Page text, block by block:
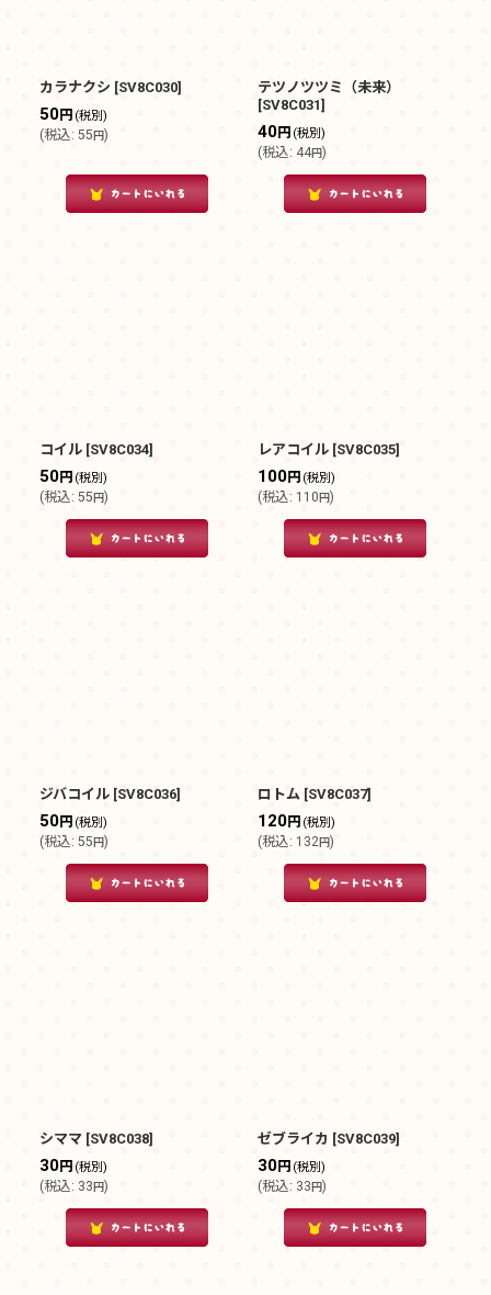
カラナクシ [SV8C030]
50円 (税別)
(税込: 55円)
テツノツツミ（未来）
[SV8C031]
40円 (税別)
(税込: 44円)
コイル [SV8C034]
50円 (税別)
(税込: 55円)
レアコイル [SV8C035]
100円 (税別)
(税込: 110円)
ジバコイル [SV8C036]
50円 (税別)
(税込: 55円)
ロトム [SV8C037]
120円 (税別)
(税込: 132円)
シママ [SV8C038]
30円 (税別)
(税込: 33円)
ゼブライカ [SV8C039]
30円 (税別)
(税込: 33円)